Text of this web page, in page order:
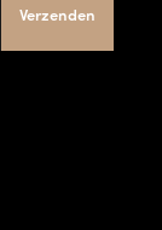
Verzenden